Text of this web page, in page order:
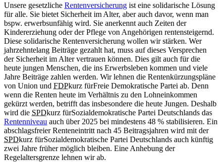
Unsere gesetzliche Rentenversicherung ist eine solidarische Lösung
für alle. Sie bietet Sicherheit im Alter, aber auch davor, wenn man
bspw. erwerbsunfähig wird. Sie anerkennt auch Zeiten der
Kindererziehung oder der Pflege von Angehörigen rentensteigernd.
Diese solidarische Rentenversicherung wollen wir stärken. Wer
jahrzehntelang Beiträge gezahlt hat, muss auf dieses Versprechen
der Sicherheit im Alter vertrauen können. Dies gilt auch für die
heute jungen Menschen, die ins Erwerbsleben kommen und viele
Jahre Beiträge zahlen werden. Wir lehnen die Rentenkürzungspläne
von Union und FDPkurz fürFreie Demokratische Partei ab. Denn
wenn die Renten heute im Verhältnis zu den Lohneinkommen
gekürzt werden, betrifft das insbesondere die heute Jungen. Deshalb
wird die SPDkurz fürSozialdemokratische Partei Deutschlands das
Rentenniveau auch über 2025 bei mindestens 48 % stabilisieren. Ein
abschlagsfreier Renteneintritt nach 45 Beitragsjahren wird mit der
SPDkurz fürSozialdemokratische Partei Deutschlands auch künftig
zwei Jahre früher möglich bleiben. Eine Anhebung der
Regelaltersgrenze lehnen wir ab.